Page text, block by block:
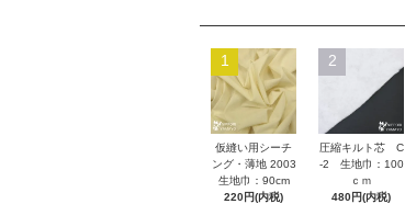
1
仮縫い用シーチ
ング・薄地 2003
生地巾：90cm
220円(内税)
2
圧縮キルト芯 C
-2 生地巾：100
ｃｍ
480円(内税)